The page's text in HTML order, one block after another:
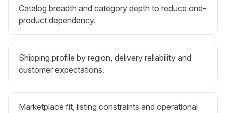
Catalog breadth and category depth to reduce one-
product dependency.
Shipping profile by region, delivery reliability and
customer expectations.
Marketplace fit, listing constraints and operational